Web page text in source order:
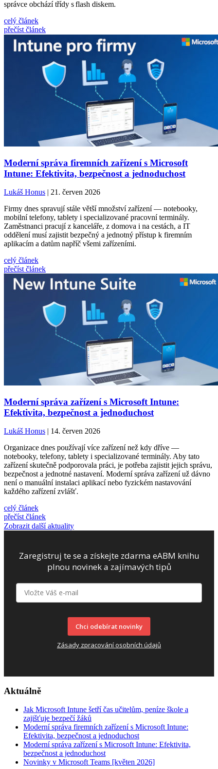
správce obchází třídy s flash diskem.
celý článek
přečíst článek
Moderní správa firemních zařízení s Microsoft
Intune: Efektivita, bezpečnost a jednoduchost
Lukáš Honus | 21. červen 2026
Firmy dnes spravují stále větší množství zařízení — notebooky,
mobilní telefony, tablety i specializované pracovní terminály.
Zaměstnanci pracují z kanceláře, z domova i na cestách, a IT
oddělení musí zajistit bezpečný a jednotný přístup k firemním
aplikacím a datům napříč všemi zařízeními.
celý článek
přečíst článek
Moderní správa zařízení s Microsoft Intune:
Efektivita, bezpečnost a jednoduchost
Lukáš Honus | 14. červen 2026
Organizace dnes používají více zařízení než kdy dříve —
notebooky, telefony, tablety i specializované terminály. Aby tato
zařízení skutečně podporovala práci, je potřeba zajistit jejich správu,
bezpečnost a jednotné nastavení. Moderní správa zařízení už dávno
není o manuální instalaci aplikací nebo fyzickém nastavování
každého zařízení zvlášť.
celý článek
přečíst článek
Zobrazit další aktuality
Zaregistruj te se a získejte zdarma eABM knihu
plnou novinek a zajímavých tipů
Chci odebírat novinky
Zásady zpracování osobních údajů
Aktuálně
Jak Microsoft Intune šetří čas učitelům, peníze škole a
zajišťuje bezpečí žáků
Moderní správa firemních zařízení s Microsoft Intune:
Efektivita, bezpečnost a jednoduchost
Moderní správa zařízení s Microsoft Intune: Efektivita,
bezpečnost a jednoduchost
Novinky v Microsoft Teams [květen 2026]